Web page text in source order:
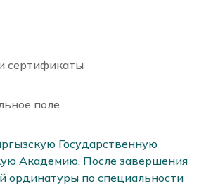
сертификаты
поле
Государственную
Академию. После завершения
ординатуры по специальности